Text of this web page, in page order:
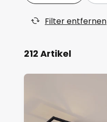
Filter entfernen
212 Artikel